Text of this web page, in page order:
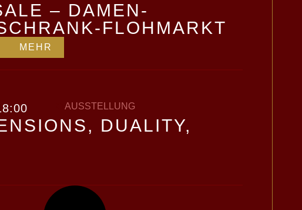
– DAMEN-
FLOHMARKT
MEHR
AUSSTELLUNG
DUALITY,